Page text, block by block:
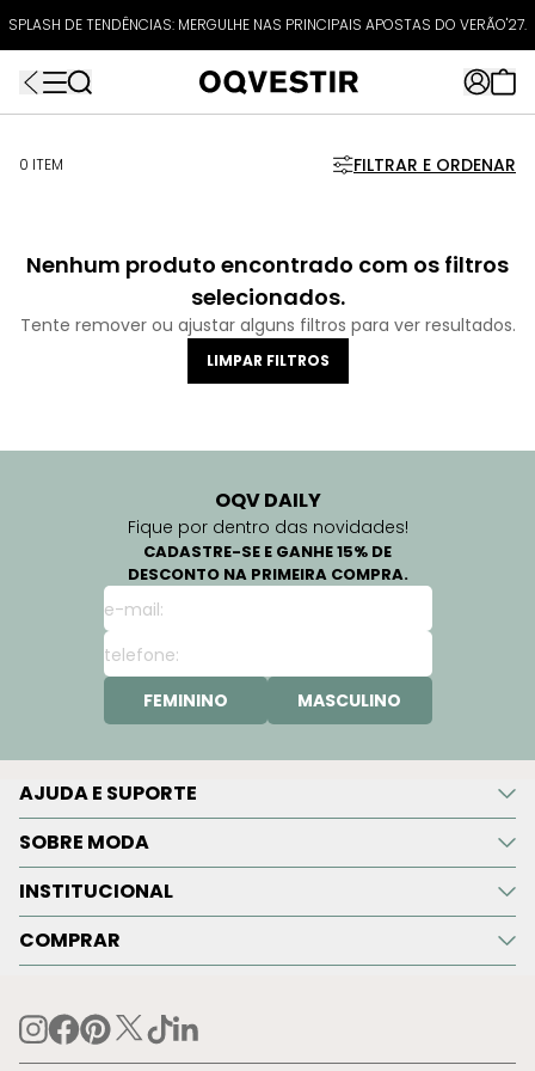
SPLASH DE TENDÊNCIAS: MERGULHE NAS PRINCIPAIS APOSTAS DO VERÃO'27.
ATÉ 80% OFF + 10% OFF EXTRA!
EXTRA10*
FRETEAPP
R$499*
0 ITEM FILTRAR E ORDENAR
Nenhum produto encontrado com os filtros
selecionados.
Tente remover ou ajustar alguns filtros para ver resultados.
LIMPAR FILTROS
OQV DAILY
Fique por dentro das novidades!
CADASTRE-SE E GANHE 15% DE
DESCONTO NA PRIMEIRA COMPRA.
FEMININO MASCULINO
AJUDA E SUPORTE
SOBRE MODA
INSTITUCIONAL
COMPRAR